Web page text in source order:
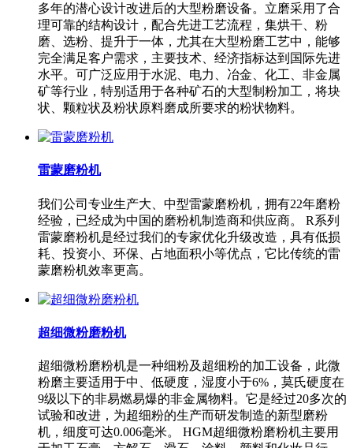
多年的潜心设计改进后的大型粉磨设备。立磨采用了合
理可靠的结构设计，配合先进工艺流程，集烘干、粉
磨、选粉、提升于一体，尤其在大型粉磨工艺中，能够
完全满足客户需求，主要技术、经济指标达到国际先进
水平。可广泛应用于水泥、电力、冶金、化工、非金属
矿等行业，特别适用于各种矿石的大型制粉加工，将块
状、颗粒状及粉状原料磨成所要求的粉状物料。
雷蒙磨粉机
我们公司专业生产大、中型雷蒙磨粉机，拥有22年磨粉
经验，已经成为中国的磨粉机制造商和供应商。 R系列
雷蒙磨粉机是经过我们的专家优化升级改造，具有低损
耗、投资小、环保、占地面积小等优点，它比传统的雷
蒙磨粉机效率更高。
超细微粉磨粉机
超细微粉磨粉机是一种细粉及超细粉的加工设备，此微
粉磨主要适用于中、低硬度，湿度小于6%，莫氏硬度在
9级以下的非易燃易爆的非金属物料。它是经过20多次的
试验和改进，为超细粉的生产而研发制造的新型磨粉
机，细度可达0.006毫米。 HGM超细微粉磨粉机主要用